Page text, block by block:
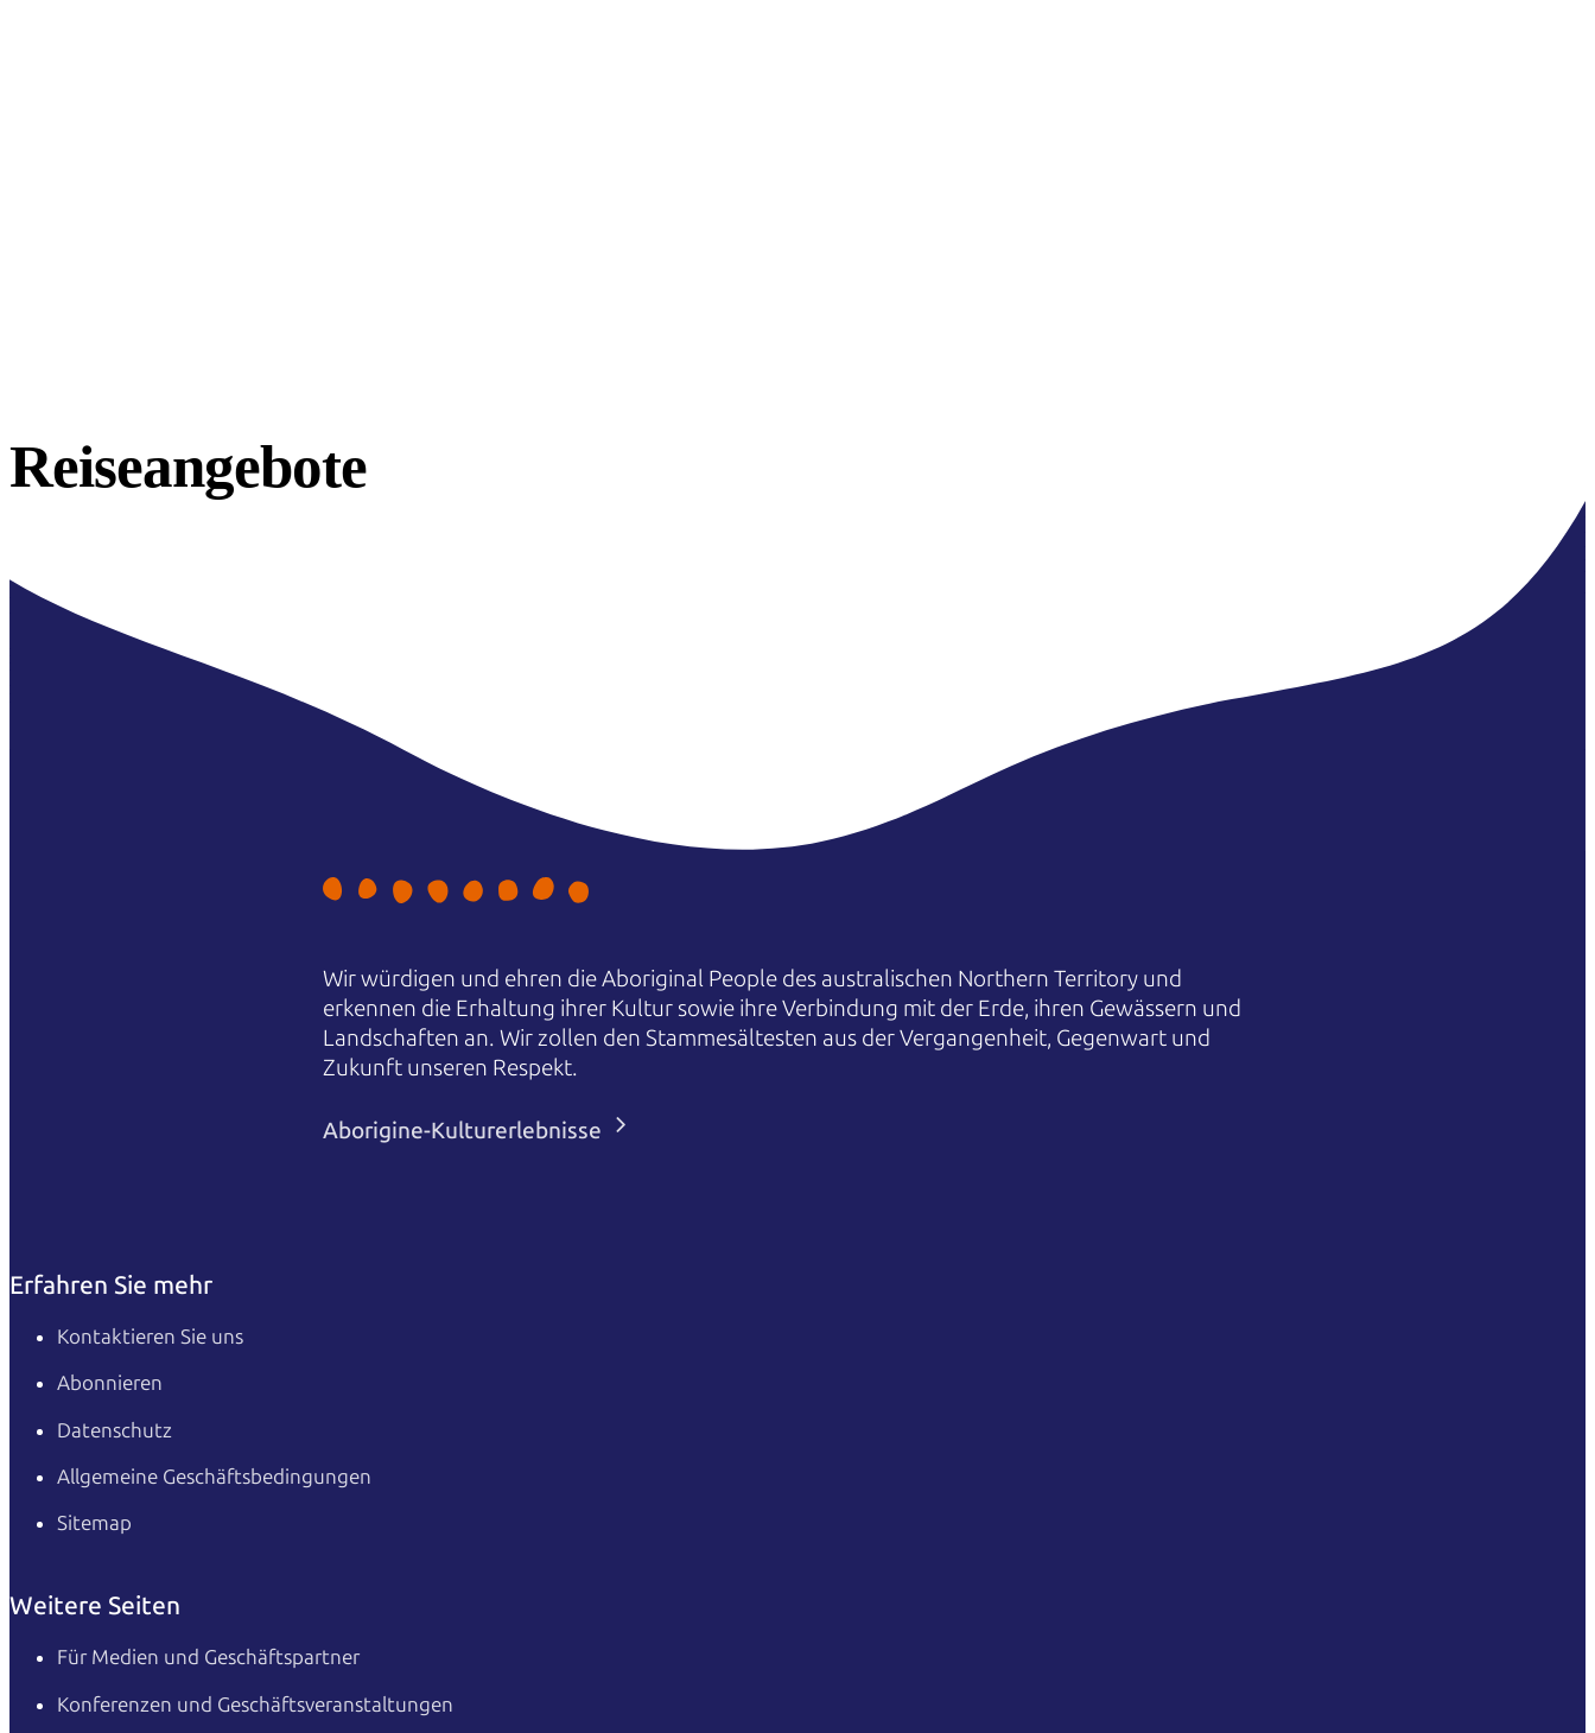
Reiseangebote
Wir würdigen und ehren die Aboriginal People des australischen Northern Territory und
erkennen die Erhaltung ihrer Kultur sowie ihre Verbindung mit der Erde, ihren Gewässern und
Landschaften an. Wir zollen den Stammesältesten aus der Vergangenheit, Gegenwart und
Zukunft unseren Respekt.
Aborigine-Kulturerlebnisse
Erfahren Sie mehr
Kontaktieren Sie uns
Abonnieren
Datenschutz
Allgemeine Geschäftsbedingungen
Sitemap
Weitere Seiten
Für Medien und Geschäftspartner
Konferenzen und Geschäftsveranstaltungen